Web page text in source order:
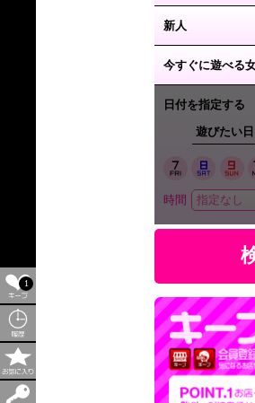
1
新人
今すぐに遊べる
日付を指定する
遊びたい
時間